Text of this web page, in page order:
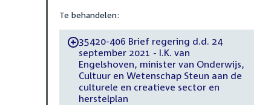
Te behandelen:
-35420-406 Brief regering d.d. 24
september 2021 - I.K. van
Engelshoven, minister van Onderwijs,
Cultuur en Wetenschap Steun aan de
culturele en creatieve sector en
herstelplan